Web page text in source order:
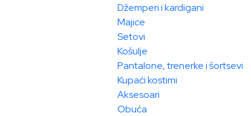
Džemperi i kardigani
Majice
Setovi
Košulje
Pantalone, trenerke i šortsevi
Kupaći kostimi
Aksesoari
Obuća